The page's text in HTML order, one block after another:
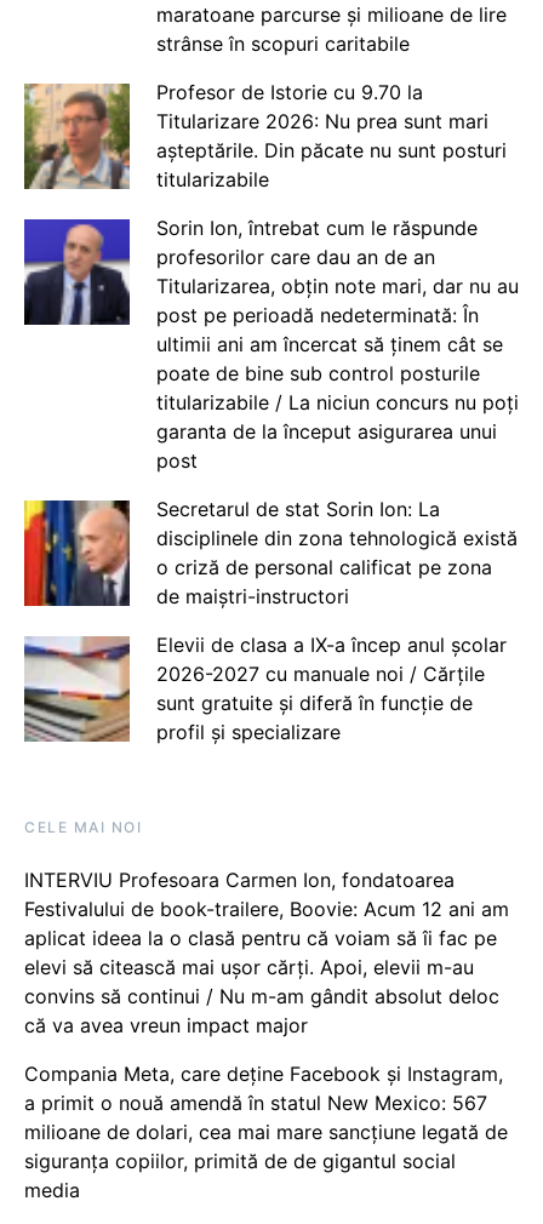
maratoane parcurse și milioane de lire
strânse în scopuri caritabile
Profesor de Istorie cu 9.70 la
Titularizare 2026: Nu prea sunt mari
așteptările. Din păcate nu sunt posturi
titularizabile
Sorin Ion, întrebat cum le răspunde
profesorilor care dau an de an
Titularizarea, obțin note mari, dar nu au
post pe perioadă nedeterminată: În
ultimii ani am încercat să ținem cât se
poate de bine sub control posturile
titularizabile / La niciun concurs nu poți
garanta de la început asigurarea unui
post
Secretarul de stat Sorin Ion: La
disciplinele din zona tehnologică există
o criză de personal calificat pe zona
de maiștri-instructori
Elevii de clasa a IX-a încep anul școlar
2026-2027 cu manuale noi / Cărțile
sunt gratuite și diferă în funcție de
profil și specializare
CELE MAI NOI
INTERVIU Profesoara Carmen Ion, fondatoarea
Festivalului de book-trailere, Boovie: Acum 12 ani am
aplicat ideea la o clasă pentru că voiam să îi fac pe
elevi să citească mai ușor cărți. Apoi, elevii m-au
convins să continui / Nu m-am gândit absolut deloc
că va avea vreun impact major
Compania Meta, care deține Facebook și Instagram,
a primit o nouă amendă în statul New Mexico: 567
milioane de dolari, cea mai mare sancțiune legată de
siguranța copiilor, primită de de gigantul social
media